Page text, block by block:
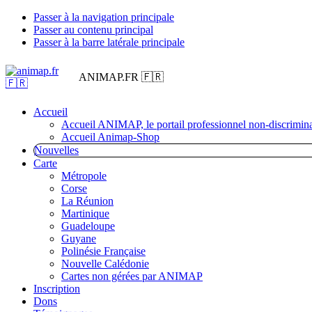
Passer à la navigation principale
Passer au contenu principal
Passer à la barre latérale principale
ANIMAP.FR 🇫🇷
Accueil
Accueil ANIMAP, le portail professionnel non-
Accueil Animap-Shop
Nouvelles
Carte
Métropole
Corse
La Réunion
Martinique
Guadeloupe
Guyane
Polinésie Française
Nouvelle Calédonie
Cartes non gérées par ANIMAP
Inscription
Dons